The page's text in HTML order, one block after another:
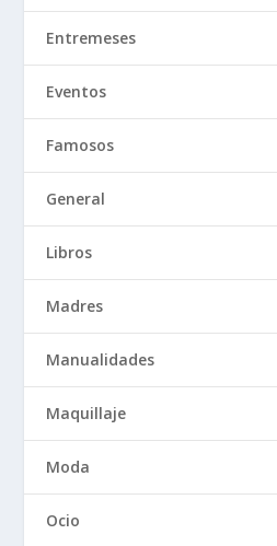
Entremeses
Eventos
Famosos
General
Libros
Madres
Manualidades
Maquillaje
Moda
Ocio